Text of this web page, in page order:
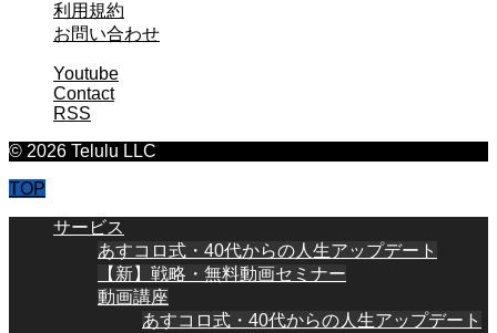
利用規約
お問い合わせ
Youtube
Contact
RSS
© 2026 Telulu LLC
TOP
サービス
あすコロ式・40代からの人生アップデート
【新】戦略・無料動画セミナー
動画講座
あすコロ式・40代からの人生アップデート